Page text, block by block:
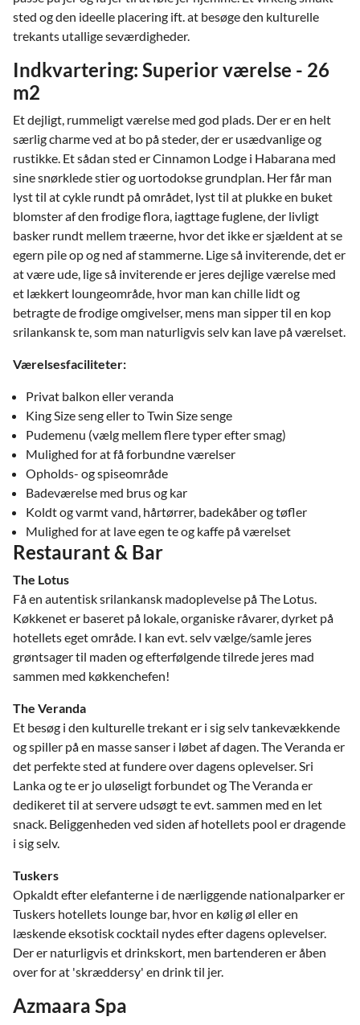
sted og den ideelle placering ift. at besøge den kulturelle
trekants utallige seværdigheder.
Indkvartering: Superior værelse - 26
m2
Et dejligt, rummeligt værelse med god plads. Der er en helt
særlig charme ved at bo på steder, der er usædvanlige og
rustikke. Et sådan sted er Cinnamon Lodge i Habarana med
sine snørklede stier og uortodokse grundplan. Her får man
lyst til at cykle rundt på området, lyst til at plukke en buket
blomster af den frodige flora, iagttage fuglene, der livligt
basker rundt mellem træerne, hvor det ikke er sjældent at se
egern pile op og ned af stammerne. Lige så inviterende, det er
at være ude, lige så inviterende er jeres dejlige værelse med
et lækkert loungeområde, hvor man kan chille lidt og
betragte de frodige omgivelser, mens man sipper til en kop
srilankansk te, som man naturligvis selv kan lave på værelset.
Værelsesfaciliteter:
Privat balkon eller veranda
King Size seng eller to Twin Size senge
Pudemenu (vælg mellem flere typer efter smag)
Mulighed for at få forbundne værelser
Opholds- og spiseområde
Badeværelse med brus og kar
Koldt og varmt vand, hårtørrer, badekåber og tøfler
Mulighed for at lave egen te og kaffe på værelset
Restaurant & Bar
The Lotus
Få en autentisk srilankansk madoplevelse på The Lotus.
Køkkenet er baseret på lokale, organiske råvarer, dyrket på
hotellets eget område. I kan evt. selv vælge/samle jeres
grøntsager til maden og efterfølgende tilrede jeres mad
sammen med køkkenchefen!
The Veranda
Et besøg i den kulturelle trekant er i sig selv tankevækkende
og spiller på en masse sanser i løbet af dagen. The Veranda er
det perfekte sted at fundere over dagens oplevelser. Sri
Lanka og te er jo uløseligt forbundet og The Veranda er
dedikeret til at servere udsøgt te evt. sammen med en let
snack. Beliggenheden ved siden af hotellets pool er dragende
i sig selv.
Tuskers
Opkaldt efter elefanterne i de nærliggende nationalparker er
Tuskers hotellets lounge bar, hvor en kølig øl eller en
læskende eksotisk cocktail nydes efter dagens oplevelser.
Der er naturligvis et drinkskort, men bartenderen er åben
over for at 'skræddersy' en drink til jer.
Azmaara Spa